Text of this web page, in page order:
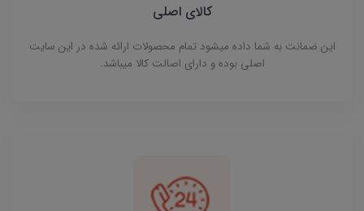
کالای اصلی
این ضمانت به شما داده میشود تمام محصولات ارائه شده در این سایت
اصلی بوده و دارای اصالت کالا میباشد.